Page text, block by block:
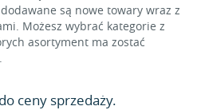
są nowe towary wraz z
Możesz wybrać kategorie z
asortyment ma zostać
ceny sprzedaży.